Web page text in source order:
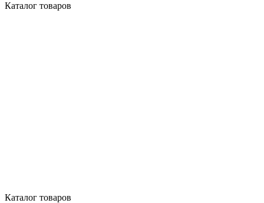
Каталог товаров
Каталог товаров